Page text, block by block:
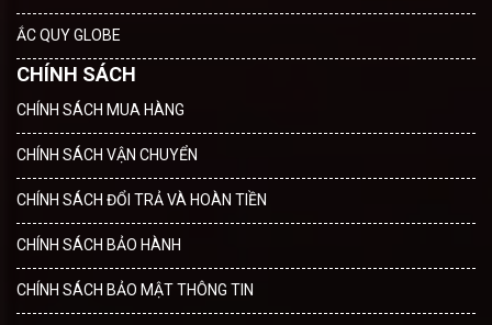
ẮC QUY GLOBE
CHÍNH SÁCH
CHÍNH SÁCH MUA HÀNG
CHÍNH SÁCH VẬN CHUYỂN
CHÍNH SÁCH ĐỔI TRẢ VÀ HOÀN TIỀN
CHÍNH SÁCH BẢO HÀNH
CHÍNH SÁCH BẢO MẬT THÔNG TIN